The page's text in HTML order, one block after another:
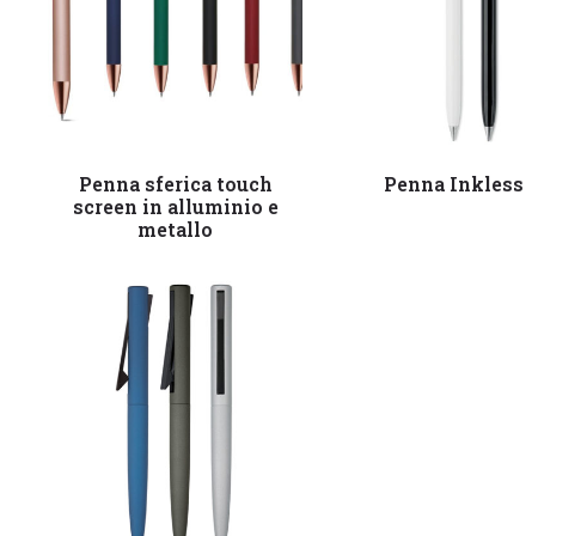
Leggi tutto
Penna sferica touch
screen in alluminio e
metallo
Leggi tutto
Penna Inkless